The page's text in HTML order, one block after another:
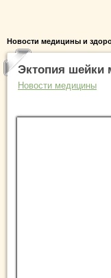
Новости медицины и
Эктопия шейки
Новости медицины